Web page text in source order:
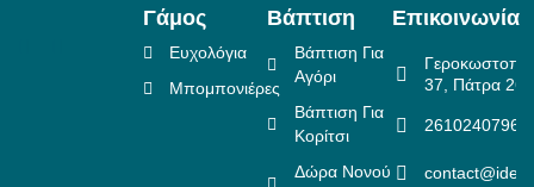
Γάμος
Ευχολόγια
Μπομπονιέρες
Βάπτιση
Βάπτιση Για
Αγόρι
Βάπτιση Για
Κορίτσι
Δώρα Νονού
Επικοινωνία
37, Πάτρα
2610240796